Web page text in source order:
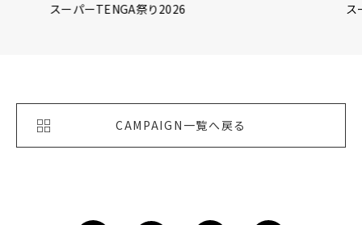
スーパーTENGA祭り2026 ス
CAMPAIGN一覧へ戻る